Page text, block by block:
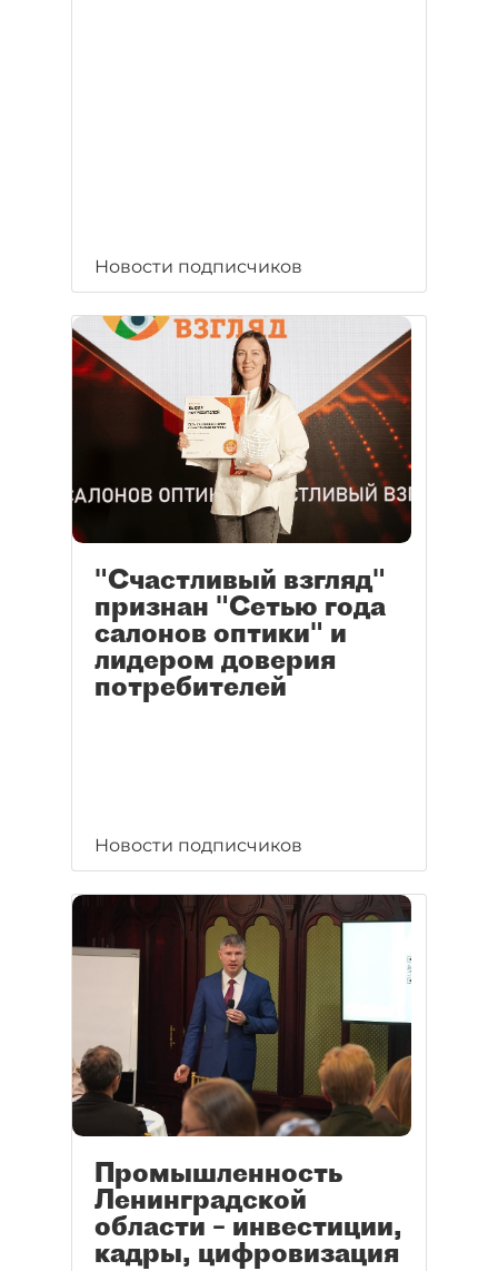
Новости подписчиков
"Счастливый взгляд"
признан "Сетью года
салонов оптики" и
лидером доверия
потребителей
Новости подписчиков
Промышленность
Ленинградской
области – инвестиции,
кадры, цифровизация